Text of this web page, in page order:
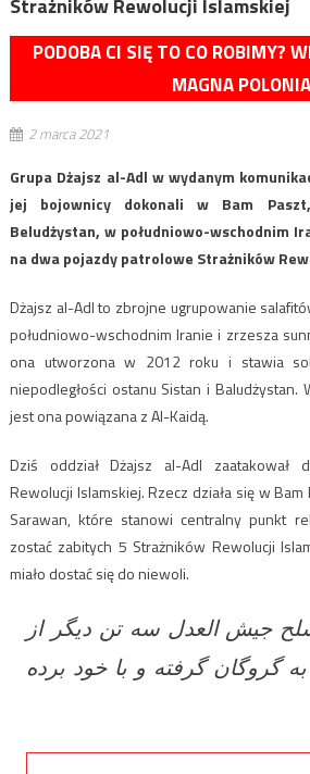
PODOBA CI SIĘ TO CO ROBIMY?
MAGNA
2 marca 2021
Grupa Dżajsz al-Adl w wydanym
jej bojownicy dokonali w Bam
Beludżystan, w południowo-wschodnim
na dwa pojazdy patrolowe Strażników
Dżajsz al-Adl to zbrojne ugrupowanie
południowo-wschodnim Iranie i zrzesza
ona utworzona w 2012 roku i stawia
niepodległości ostanu Sistan i Baludżystan.
jest ona powiązana z Al-Kaidą.
Dziś oddział Dżajsz al-Adl zaatakował
Rewolucji Islamskiej. Rzecz działa się w
Sarawan, które stanowi centralny punkt
zostać zabitych 5 Strażników Rewolucji
miało dostać się do niewoli.
جیش العدل سه تن دیگر از
گروگان گرفته و با خود برده